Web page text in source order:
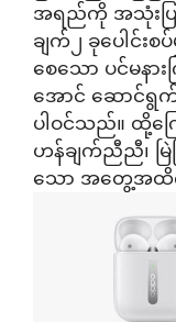
အရည်ကို အသုံးပြုထ
ချက်၂ ခုပေါင်းစ
စေသော ပင်မနာ
အောင် ဆောင်ရွက်
ပါဝင်သည်။ ထို့က
ဟန်ချက်ညီညီ၊ မ
သော အတွေ့အထိ